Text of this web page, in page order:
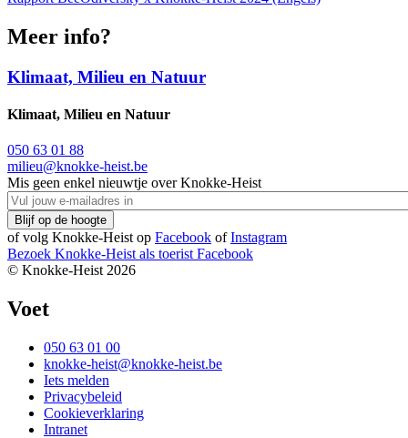
Meer info?
Klimaat, Milieu en Natuur
Klimaat, Milieu en Natuur
050 63 01 88
milieu@knokke-heist.be
Mis geen enkel nieuwtje over Knokke-Heist
of volg Knokke-Heist op Facebook ofInstagram
Bezoek Knokke-Heist als toerist Facebook
© Knokke-Heist 2026
Voet
050 63 01 00
knokke-heist@knokke-heist.be
Iets melden
Privacybeleid
Cookieverklaring
Intranet